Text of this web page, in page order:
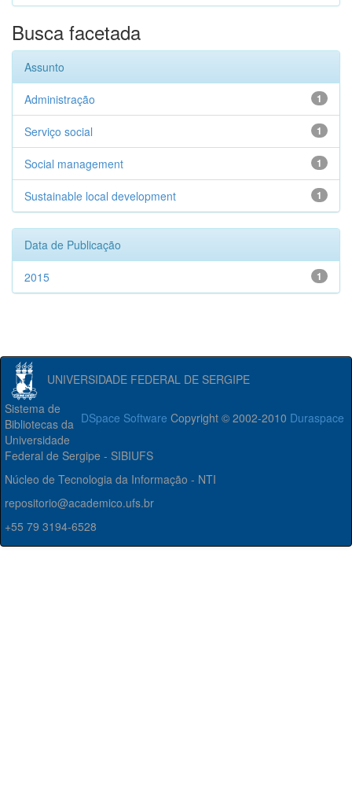
Busca facetada
Assunto
1
Administração
1
Serviço social
1
Social management
1
Sustainable local development
Data de Publicação
1
2015
UNIVERSIDADE FEDERAL DE SERGIPE
DSpace Software Copyright © 2002-2010 Duraspace
Sistema de
Bibliotecas da
Universidade
Federal de Sergipe - SIBIUFS
Núcleo de Tecnologia da Informação - NTI
repositorio@academico.ufs.br
+55 79 3194-6528